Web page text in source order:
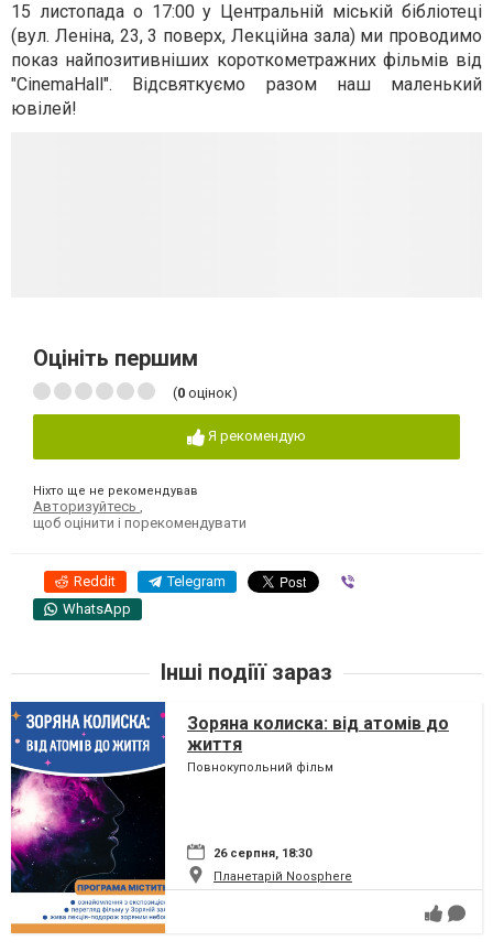
15 листопада о 17:00 у Центральній міській бібліотеці
(вул. Леніна, 23, 3 поверх, Лекційна зала) ми проводимо
показ найпозитивніших короткометражних фільмів від
"CinemaHall". Відсвяткуємо разом наш маленький
ювілей!
Оцініть першим
(0 оцінок)
Я рекомендую
Ніхто ще не рекомендував
Авторизуйтесь
щоб оцінити і порекомендувати
Reddit Telegram
WhatsApp
Інші подіїї зараз
Зоряна колиска: від атомів до
життя
Повнокупольний фільм
26 серпня, 18:30
Планетарій Noosphere